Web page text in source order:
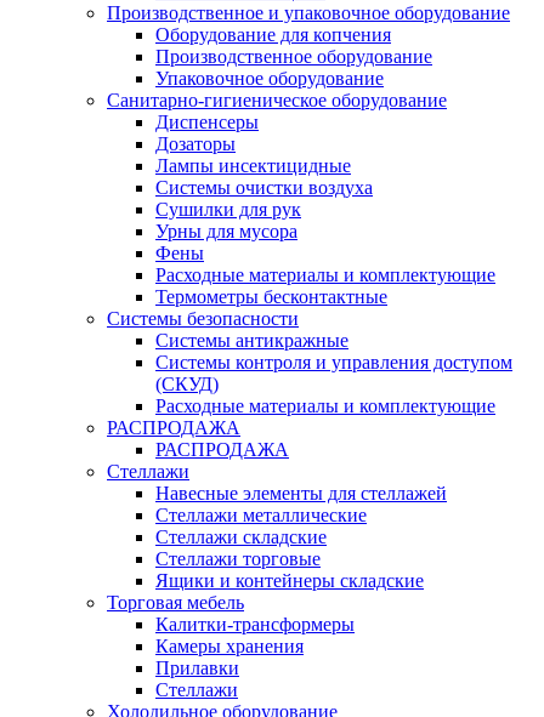
Производственное и упаковочное оборудование
Оборудование для копчения
Производственное оборудование
Упаковочное оборудование
Санитарно-гигиеническое оборудование
Диспенсеры
Дозаторы
Лампы инсектицидные
Системы очистки воздуха
Сушилки для рук
Урны для мусора
Фены
Расходные материалы и комплектующие
Термометры бесконтактные
Системы безопасности
Системы антикражные
Системы контроля и управления доступом
(СКУД)
Расходные материалы и комплектующие
РАСПРОДАЖА
РАСПРОДАЖА
Стеллажи
Навесные элементы для стеллажей
Стеллажи металлические
Стеллажи складские
Стеллажи торговые
Ящики и контейнеры складские
Торговая мебель
Калитки-трансформеры
Камеры хранения
Прилавки
Стеллажи
Холодильное оборудование